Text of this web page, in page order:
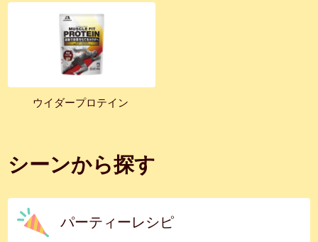
ウイダープロテイン
シーンから探す
パーティーレシピ